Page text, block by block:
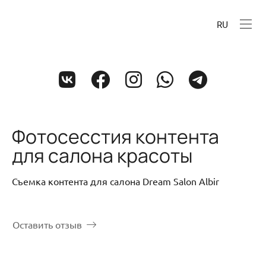
RU
Фотосесстия контента
для салона красоты
Съемка контента для салона Dream Salon Albir
Оставить отзыв